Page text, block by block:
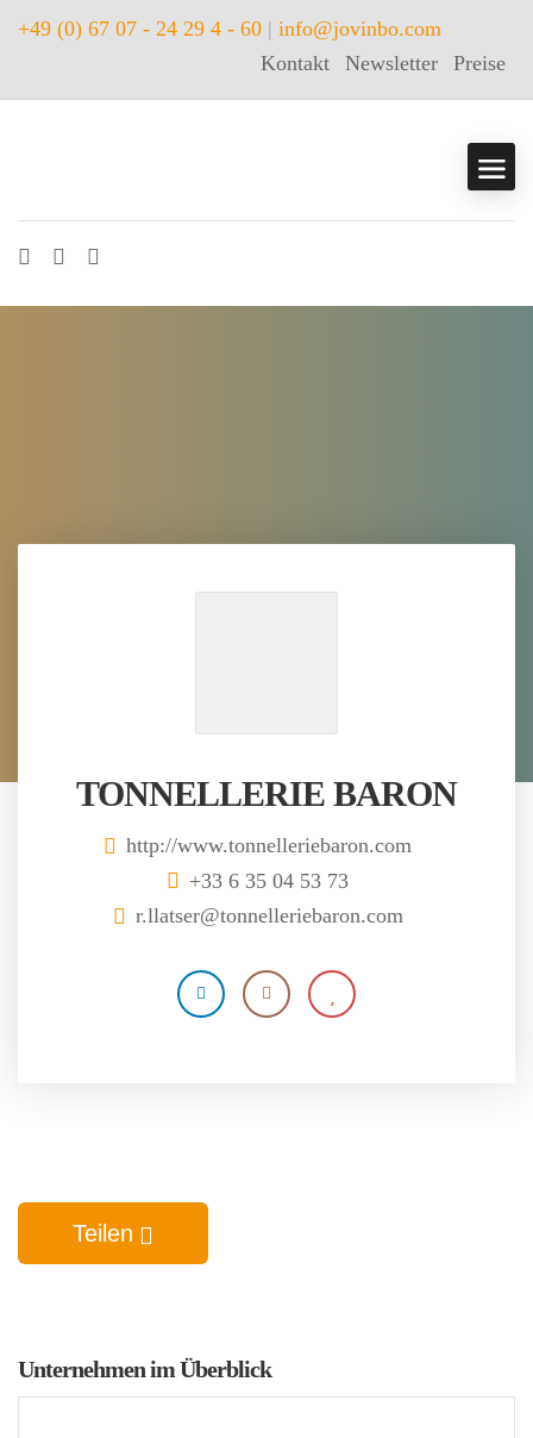
+49 (0) 67 07 - 24 29 4 - 60 | info@jovinbo.com
Kontakt
Newsletter Preise
TONNELLERIE BARON
http://www.tonnelleriebaron.com
+33 6 35 04 53 73
r.llatser@tonnelleriebaron.com
Teilen
Unternehmen im Überblick